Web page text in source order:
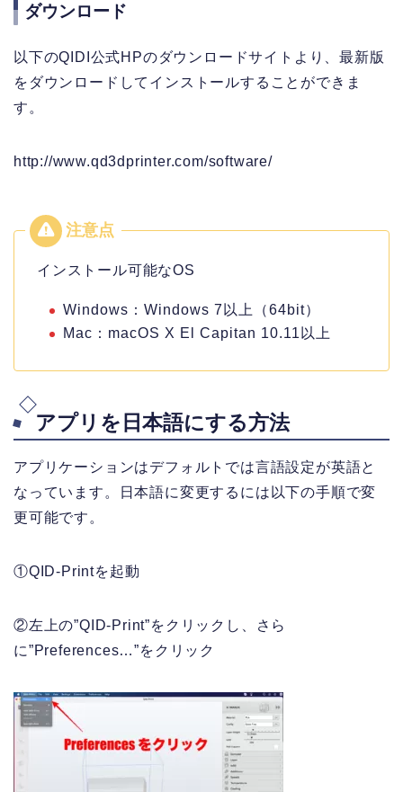
ダウンロード
以下のQIDI公式HPのダウンロードサイトより、最新版
をダウンロードしてインストールすることができま
す。
http://www.qd3dprinter.com/software/
インストール可能なOS
Windows：Windows 7以上（64bit）
Mac：macOS X El Capitan 10.11以上
アプリを日本語にする方法
アプリケーションはデフォルトでは言語設定が英語と
なっています。日本語に変更するには以下の手順で変
更可能です。
①QID-Printを起動
②左上の”QID-Print”をクリックし、さら
に”Preferences…”をクリック